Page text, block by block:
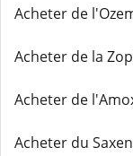
Acheter de
Acheter de la
Acheter de
Acheter du